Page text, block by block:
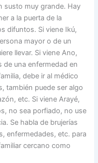
susto muy grande. Hay
a la puerta de la
difuntos. Si viene Ikú,
mayor o de un
llevar. Si viene Ano,
de una enfermedad en
debe ir al médico
también puede ser algo
etc. Si viene Arayé,
no sea porfiado, no use
Se habla de brujerías
enfermedades, etc. para
cercano como